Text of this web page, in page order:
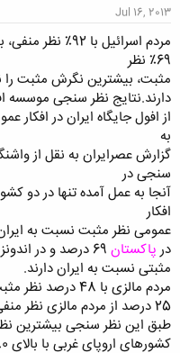
د
م
و
ض
و
ع
ع
Jul 16, 2013
مردم اسرائیل با
69٪ نظر
مثبت، بیشترین نگرش مثبت را
از افول جایگاه ایران در افکار
به
سنجی در
افکار
عمومی نظر مثبت نسبت به
در پاکستان
مثبتی نسبت به ایران دارند.
مردم مالزی با 48
25 درصد از مردم مالزی نظر منفی نسبت به ایران دارند.
طبق این نظر سنجی بیشترین